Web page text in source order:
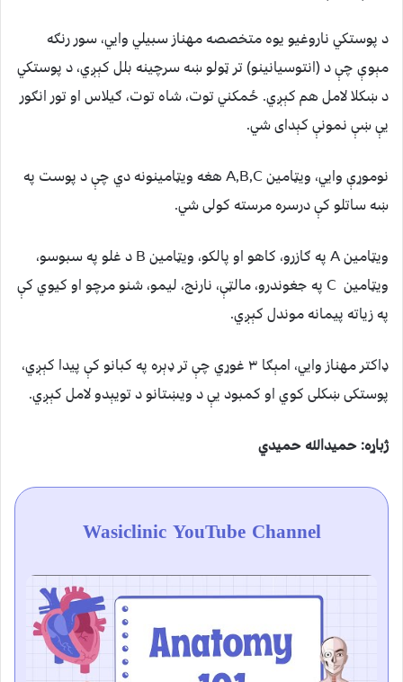
د پوستکي ناروغیو یوه متخصصه مهناز سبیلي وایي، سور رنګه
مېوې چې د (انتوسیانینو) تر ټولو ښه سرچینه بلل کېږي، د پوستکي
د ښکلا لامل هم کېږي. ځمکني توت، شاه توت، ګیلاس او تور انګور
یې ښې نمونې کېدای شي.
نوموړې وایي، ويټامین A,B,C هغه ويټامینونه دي چې د پوست په
ښه ساتلو کې درسره مرسته کولی شي.
ويټامین A په ګازرو، کاهو او پالکو، ويټامین B د غلو په سبوسو،
ويټامین C په جغوندرو، مالټې، نارنج، لیمو، شنو مرچو او کيوي کې
په زیاته پیمانه موندل کېږي.
ډاکتر مهناز وایي، امېګا ۳ غوړي چې تر ډېره په کبانو کې پیدا کېږي،
پوستکی ښکلی کوي او کمبود یې د ويښتانو د تویېدو لامل کېږي.
ژباړه: حمیدالله حمیدي
Wasiclinic YouTube Channel